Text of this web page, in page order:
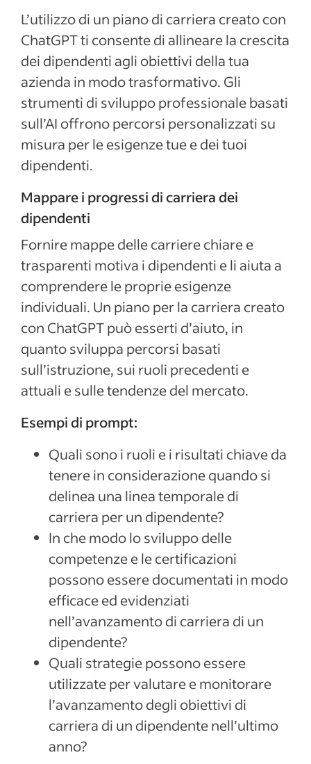
L’utilizzo di un piano di carriera creato con
ChatGPT ti consente di allineare la crescita
dei dipendenti agli obiettivi della tua
azienda in modo trasformativo. Gli
strumenti di sviluppo professionale basati
sull’AI offrono percorsi personalizzati su
misura per le esigenze tue e dei tuoi
dipendenti.
Mappare i progressi di carriera dei
dipendenti
Fornire mappe delle carriere chiare e
trasparenti motiva i dipendenti e li aiuta a
comprendere le proprie esigenze
individuali. Un piano per la carriera creato
con ChatGPT può esserti d’aiuto, in
quanto sviluppa percorsi basati
sull’istruzione, sui ruoli precedenti e
attuali e sulle tendenze del mercato.
Esempi di prompt:
Quali sono i ruoli e i risultati chiave da
tenere in considerazione quando si
delinea una linea temporale di
carriera per un dipendente?
In che modo lo sviluppo delle
competenze e le certificazioni
possono essere documentati in modo
efficace ed evidenziati
nell’avanzamento di carriera di un
dipendente?
Quali strategie possono essere
utilizzate per valutare e monitorare
l’avanzamento degli obiettivi di
carriera di un dipendentenell’ultimo
anno?